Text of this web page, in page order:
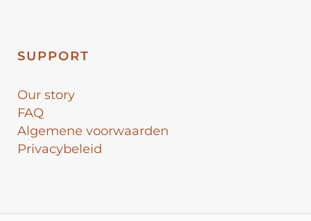
SUPPORT
Our story
FAQ
Algemene voorwaarden
Privacybeleid